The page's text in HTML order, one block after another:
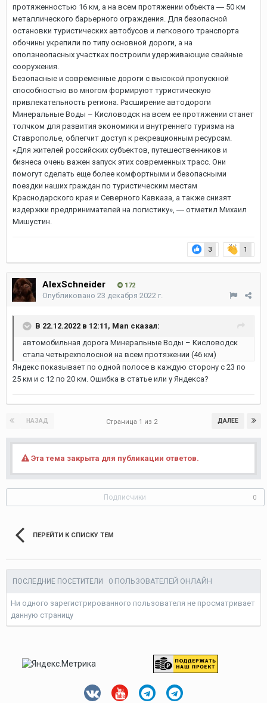
протяженностью 16 км, а на всем протяжении объекта ― 50 км
металлического барьерного ограждения. Для безопасной
остановки туристических автобусов и легкового транспорта
обочины укрепили по типу основной дороги, а на
оползнеопасных участках построили удерживающие свайные
сооружения.
Безопасные и современные дороги с высокой пропускной
способностью во многом формируют туристическую
привлекательность региона. Расширение автодороги
Минеральные Воды – Кисловодск на всем ее протяжении станет
толчком для развития экономики и внутреннего туризма на
Ставрополье, облегчит доступ к рекреационным ресурсам.
«Для жителей российских субъектов, путешественников и
бизнеса очень важен запуск этих современных трасс. Они
помогут сделать еще более комфортными и безопасными
поездки наших граждан по туристическим местам
Краснодарского края и Северного Кавказа, а также снизят
издержки предпринимателей на логистику», ― отметил Михаил
Мишустин.
3 1
AlexSchneider 172
Опубликовано 23 декабря 2022 г.
В 22.12.2022 в 12:11, Man сказал:
автомобильная дорога Минеральные Воды – Кисловодск
стала четырехполосной на всем протяжении (46 км)
Яндекс показывает по одной полосе в каждую сторону с 23 по
25 км и с 12 по 20 км. Ошибка в статье или у Яндекса?
НАЗАД ДАЛЕЕ
Страница 1 из 2
Эта тема закрыта для публикации ответов.
Подписчики 0
ПЕРЕЙТИ К СПИСКУ ТЕМ
ПОСЛЕДНИЕ ПОСЕТИТЕЛИ 0 ПОЛЬЗОВАТЕЛЕЙ ОНЛАЙН
Ни одного зарегистрированного пользователя не просматривает
данную страницу